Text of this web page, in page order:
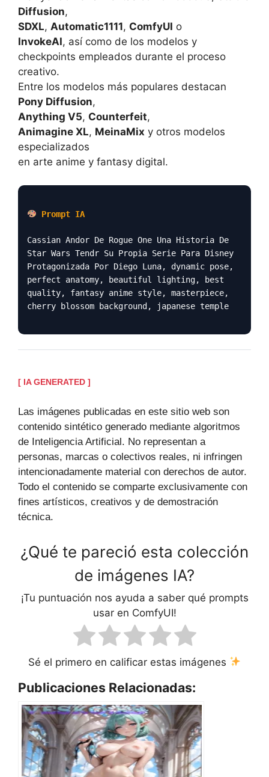
Diffusion,
SDXL, Automatic1111, ComfyUI o
InvokeAI, así como de los modelos y
checkpoints empleados durante el proceso
creativo.
Entre los modelos más populares destacan
Pony Diffusion,
Anything V5, Counterfeit,
Animagine XL, MeinaMix y otros modelos
especializados
en arte anime y fantasy digital.
Prompt IA
Cassian Andor De Rogue One Una Historia De
Star Wars Tendr Su Propia Serie Para Disney
Protagonizada Por Diego Luna, dynamic pose,
perfect anatomy, beautiful lighting, best
quality, fantasy anime style, masterpiece,
cherry blossom background, japanese temple
[ IA GENERATED ]
Las imágenes publicadas en este sitio web son
contenido sintético generado mediante algoritmos
de Inteligencia Artificial. No representan a
personas, marcas o colectivos reales, ni infringen
intencionadamente material con derechos de autor.
Todo el contenido se comparte exclusivamente con
fines artísticos, creativos y de demostración
técnica.
¿Qué te pareció esta colección
de imágenes IA?
¡Tu puntuación nos ayuda a saber qué prompts
usar en ComfyUI!
Sé el primero en calificar estas imágenes
Publicaciones Relacionadas: